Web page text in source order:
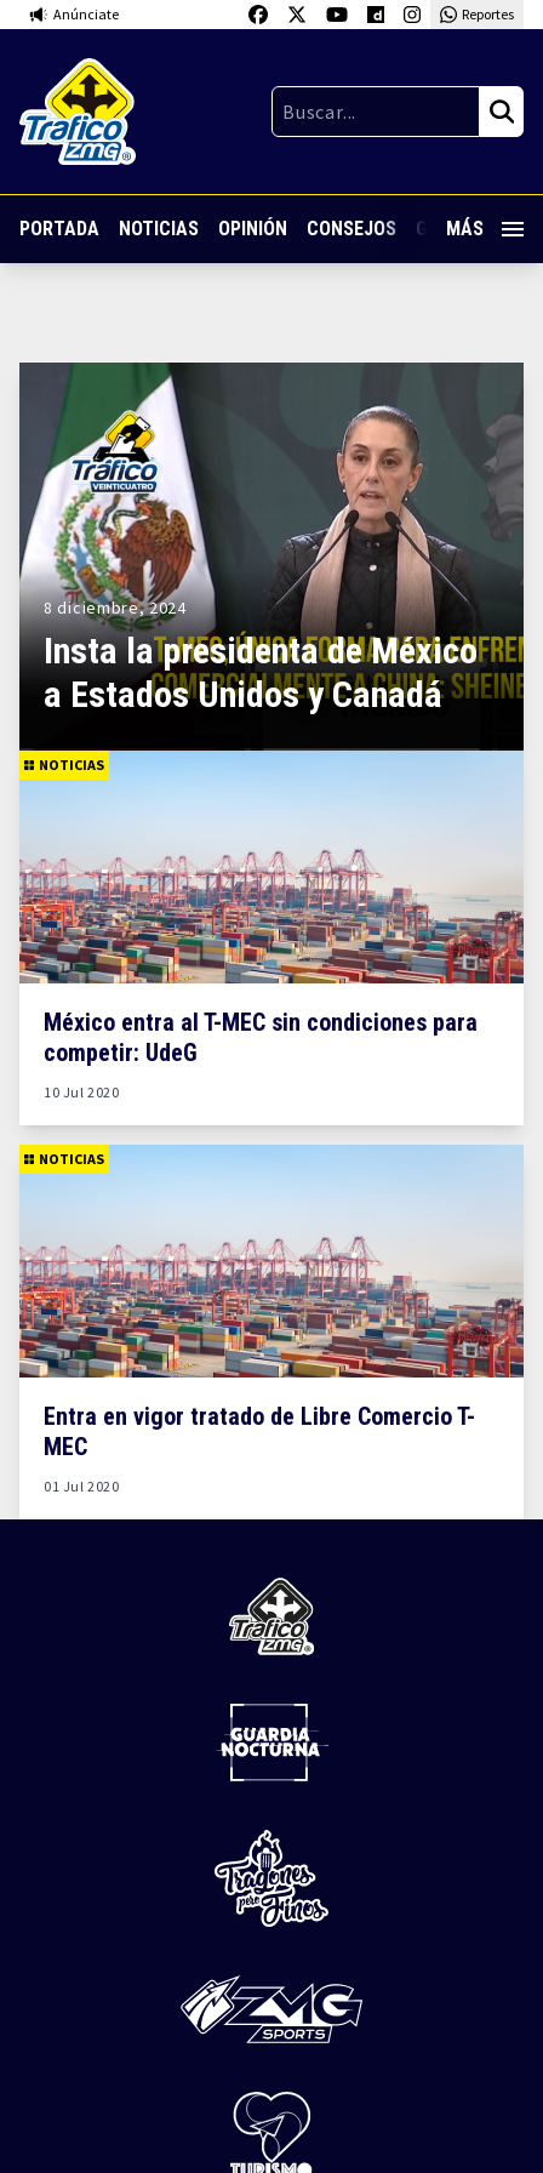
Anúnciate Reportes
PORTADA NOTICIAS OPINIÓN CONSEJOS GUARDIA
MÁS
8 diciembre, 2024
Insta la presidenta de México
a Estados Unidos y Canadá
NOTICIAS
México entra al T-MEC sin condiciones para
competir: UdeG
10 Jul 2020
NOTICIAS
Entra en vigor tratado de Libre Comercio T-
MEC
01 Jul 2020